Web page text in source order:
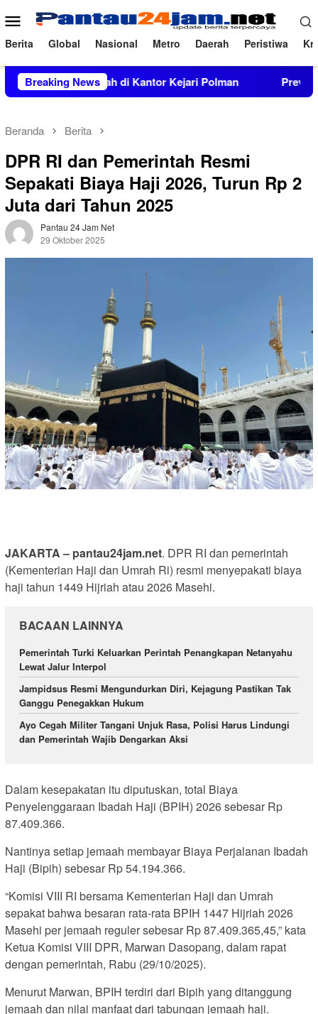
ke
konten
Menu
Mobile
Berita Global Nasional Metro Daerah Peristiwa
Breaking News
Inkrah di Kantor Kejari Polman Prevalensi
Beranda Berita
DPR RI dan Pemerintah Resmi
Sepakati Biaya Haji 2026, Turun Rp 2
Juta dari Tahun 2025
Pantau 24 Jam Net
29 Oktober 2025
JAKARTA – pantau24jam.net. DPR RI dan pemerintah
(Kementerian Haji dan Umrah Ri) resmi menyepakati biaya
haji tahun 1449 Hijriah atau 2026 Masehi.
BACAAN LAINNYA
Pemerintah Turki Keluarkan Perintah Penangkapan Netanyahu
Lewat Jalur Interpol
Jampidsus Resmi Mengundurkan Diri, Kejagung Pastikan Tak
Ganggu Penegakkan Hukum
Ayo Cegah Militer Tangani Unjuk Rasa, Polisi Harus Lindungi
dan Pemerintah Wajib Dengarkan Aksi
Dalam kesepakatan itu diputuskan, total Biaya
Penyelenggaraan Ibadah Haji (BPIH) 2026 sebesar Rp
87.409.366.
Nantinya setiap jemaah membayar Biaya Perjalanan Ibadah
Haji (Bipih) sebesar Rp 54.194.366.
“Komisi VIII RI bersama Kementerian Haji dan Umrah
sepakat bahwa besaran rata-rata BPIH 1447 Hijriah 2026
Masehi per jemaah reguler sebesar Rp 87.409.365,45,” kata
Ketua Komisi VIII DPR, Marwan Dasopang, dalam rapat
dengan pemerintah, Rabu (29/10/2025).
Menurut Marwan, BPIH terdiri dari Bipih yang ditanggung
jemaah dan nilai manfaat dari tabungan jemaah haji.